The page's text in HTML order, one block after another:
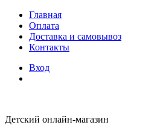
Главная
Оплата
Доставка и самовывоз
Контакты
Вход
Детский онлайн-магазин